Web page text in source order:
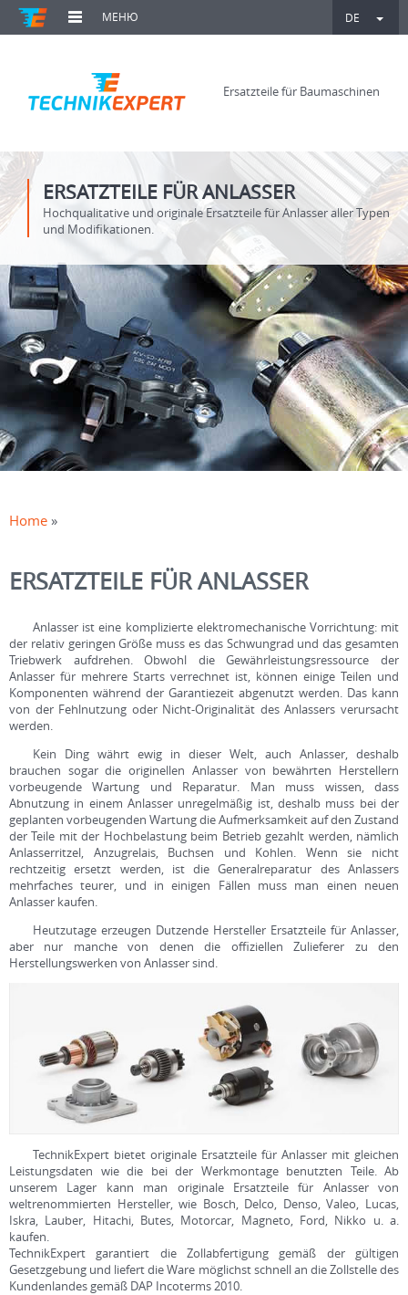
МЕНЮ DE
Ersatzteile für Baumaschinen
ERSATZTEILE FÜR ANLASSER
Hochqualitative und originale Ersatzteile für Anlasser aller Typen
und Modifikationen.
Home »
ERSATZTEILE FÜR ANLASSER
Anlasser ist eine komplizierte elektromechanische Vorrichtung: mit
der relativ geringen Größe muss es das Schwungrad und das gesamten
Triebwerk aufdrehen. Obwohl die Gewährleistungsressource der
Anlasser für mehrere Starts verrechnet ist, können einige Teilen und
Komponenten während der Garantiezeit abgenutzt werden. Das kann
von der Fehlnutzung oder Nicht-Originalität des Anlassers verursacht
werden.
Kein Ding währt ewig in dieser Welt, auch Anlasser, deshalb
brauchen sogar die originellen Anlasser von bewährten Herstellern
vorbeugende Wartung und Reparatur. Man muss wissen, dass
Abnutzung in einem Anlasser unregelmäßig ist, deshalb muss bei der
geplanten vorbeugenden Wartung die Aufmerksamkeit auf den Zustand
der Teile mit der Hochbelastung beim Betrieb gezahlt werden, nämlich
Anlasserritzel, Anzugrelais, Buchsen und Kohlen. Wenn sie nicht
rechtzeitig ersetzt werden, ist die Generalreparatur des Anlassers
mehrfaches teurer, und in einigen Fällen muss man einen neuen
Anlasser kaufen.
Heutzutage erzeugen Dutzende Hersteller Ersatzteile für Anlasser,
aber nur manche von denen die offiziellen Zulieferer zu den
Herstellungswerken von Anlasser sind.
TechnikExpert bietet originale Ersatzteile für Anlasser mit gleichen
Leistungsdaten wie die bei der Werkmontage benutzten Teile. Ab
unserem Lager kann man originale Ersatzteile für Anlasser von
weltrenommierten Hersteller, wie Bosch, Delco, Denso, Valeo, Lucas,
Iskra, Lauber, Hitachi, Butes, Motorcar, Magneto, Ford, Nikko u. a.
kaufen.
TechnikExpert garantiert die Zollabfertigung gemäß der gültigen
Gesetzgebung und liefert die Ware möglichst schnell an die Zollstelle des
Kundenlandes gemäß DAP Incoterms 2010.